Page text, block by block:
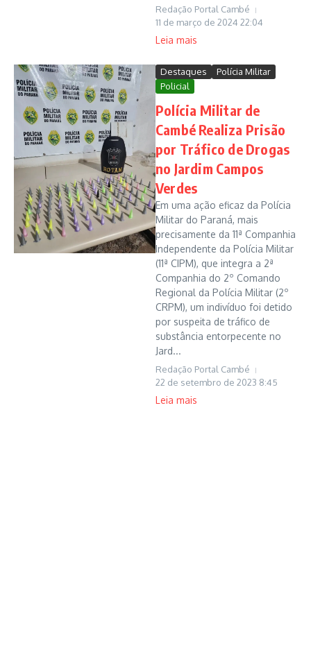
Redação Portal Cambé
11 de março de 2024 22:04
Leia mais
Destaques
Polícia Militar
Policial
Polícia Militar de
Cambé Realiza Prisão
por Tráfico de Drogas
no Jardim Campos
Verdes
Em uma ação eficaz da Polícia
Militar do Paraná, mais
precisamente da 11ª Companhia
Independente da Polícia Militar
(11ª CIPM), que integra a 2ª
Companhia do 2º Comando
Regional da Polícia Militar (2º
CRPM), um indivíduo foi detido
por suspeita de tráfico de
substância entorpecente no
Jard...
Redação Portal Cambé
22 de setembro de 2023 8:45
Leia mais